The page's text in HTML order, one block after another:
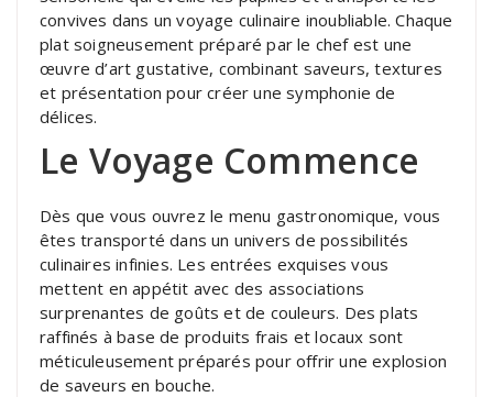
convives dans un voyage culinaire inoubliable. Chaque
plat soigneusement préparé par le chef est une
œuvre d’art gustative, combinant saveurs, textures
et présentation pour créer une symphonie de
délices.
Le Voyage Commence
Dès que vous ouvrez le menu gastronomique, vous
êtes transporté dans un univers de possibilités
culinaires infinies. Les entrées exquises vous
mettent en appétit avec des associations
surprenantes de goûts et de couleurs. Des plats
raffinés à base de produits frais et locaux sont
méticuleusement préparés pour offrir une explosion
de saveurs en bouche.